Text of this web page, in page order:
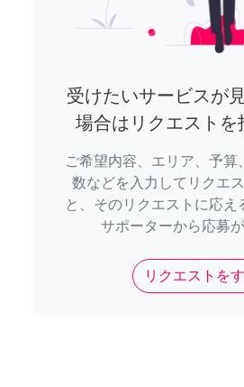
受けたいサービスが
場合はリクエストを
ご希望内容、エリア、予算
数などを入力してリクエ
と、そのリクエストに応え
サポーターから応募が
リクエストを